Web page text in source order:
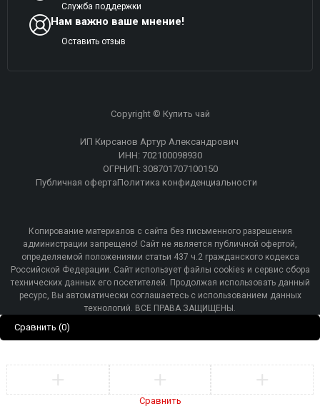
Служба поддержки
Нам важно ваше мнение!
Оставить отзыв
Copyright © Купить чай
ИП Кирсанов Артур Александрович
ИНН: 702100098930
ОГРНИП: 308701707100150
Публичная офертаПолитика конфиденциальности
Копирование материалов с сайта без письменного разрешения
администрации запрещено! Сайт не является публичной офертой,
определяемой положениями статьи 437 ч.2 гражданского кодекса
Российской Федерации. Сайт использует файлы cookies и сервис сбора
технических данных его посетителей. Продолжая использовать данный
ресурс, Вы автоматически соглашаетесь с использованием данных
технологий. ВСЕ ПРАВА ЗАЩИЩЕНЫ.
Сравнить (0)
Сравнить